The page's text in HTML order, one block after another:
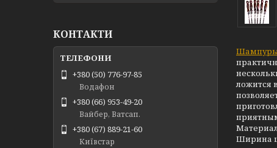
ложится
Ширина
КОНТАКТИ
+380 (50) 776-97-85
Водафон
+380 (66) 953-49-20
Вайбер, Ватсап.
+380 (67) 889-21-60
Київстар